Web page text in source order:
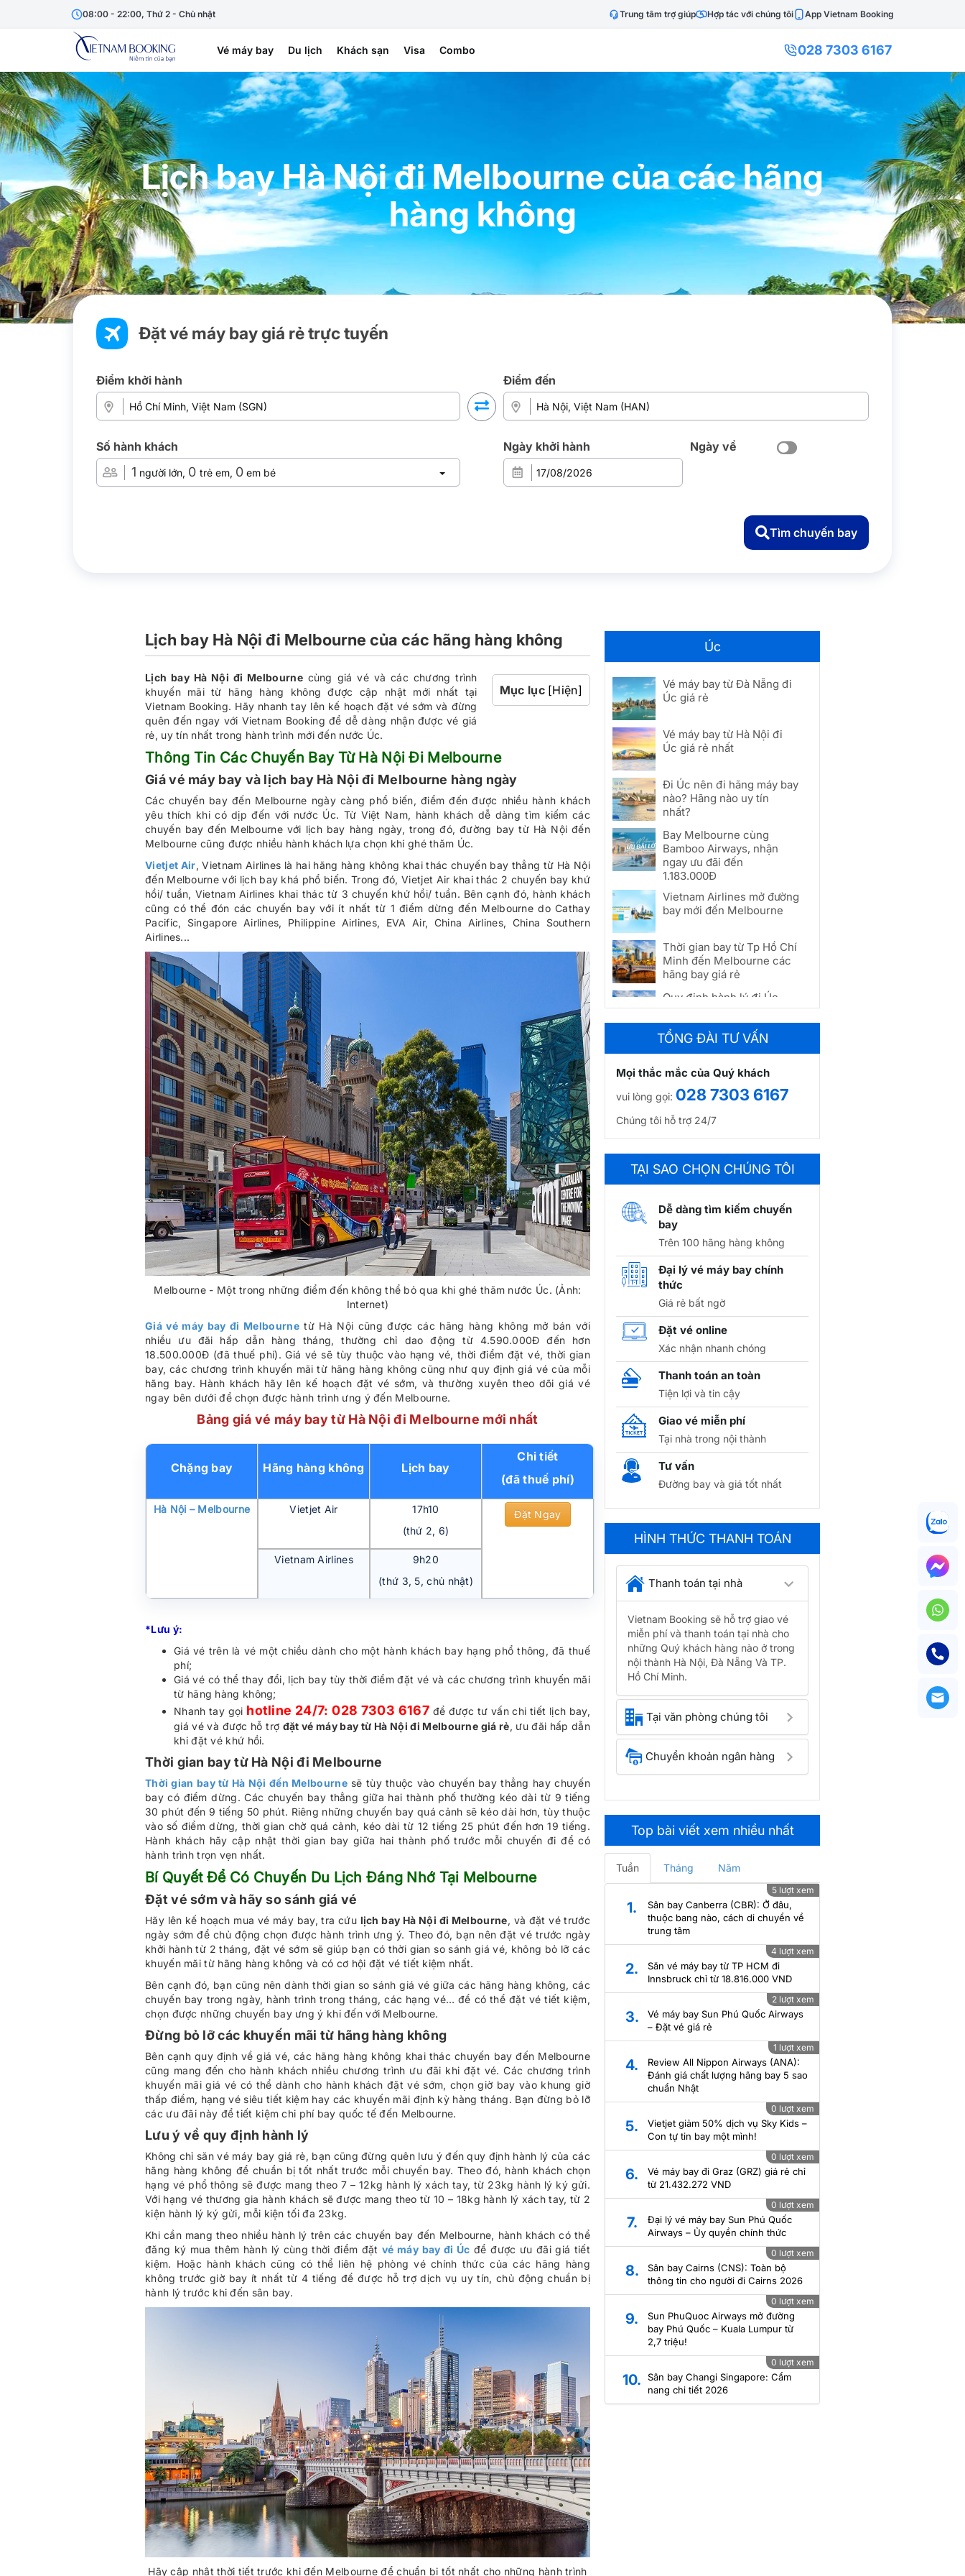
08:00 - 22:00, Thứ 2 - Chủ nhật Trung tâm trợ giúp Hợp tác với chúng tôi App Vietnam Booking
Vé máy bay Du lịch Khách sạn Visa Combo 028 7303 6167
Lịch bay Hà Nội đi Melbourne của các hãng
hàng không
Đặt vé máy bay giá rẻ trực tuyến
Điểm khởi hành Điểm đến
Số hành khách
1 người lớn, 0 trẻ em, 0 em bé
Ngày khởi hành Ngày về
Tìm chuyến bay
Lịch bay Hà Nội đi Melbourne của các hãng hàng không
Mục lục [Hiện]
Lịch bay Hà Nội đi Melbournecùng giá vé và các chương trình
khuyến mãi từ hãng hàng không được cập nhật mới nhất tại
Vietnam Booking. Hãy nhanh tay lên kế hoạch đặt vé sớm và đừng
quên đến ngay với Vietnam Booking để dễ dàng nhận được vé giá
rẻ, uy tín nhất trong hành trình mới đến nước Úc.
Thông Tin Các Chuyến Bay Từ Hà Nội Đi Melbourne
Giá vé máy bay và lịch bay Hà Nội đi Melbourne hàng ngày
Các chuyến bay đến Melbourne ngày càng phổ biến, điểm đến được nhiều hành khách
yêu thích khi có dịp đến với nước Úc. Từ Việt Nam, hành khách dễ dàng tìm kiếm các
chuyến bay đến Melbourne với lịch bay hàng ngày, trong đó, đường bay từ Hà Nội đến
Melbourne cũng được nhiều hành khách lựa chọn khi ghé thăm Úc.
Vietjet Air, Vietnam Airlines là hai hãng hàng không khai thác chuyến bay thẳng từ Hà Nội
đến Melbourne với lịch bay khá phổ biến. Trong đó, Vietjet Air khai thác 2 chuyến bay khứ
hồi/ tuần, Vietnam Airlines khai thác từ 3 chuyến khứ hồi/ tuần. Bên cạnh đó, hành khách
cũng có thể đón các chuyến bay với ít nhất từ 1 điểm dừng đến Melbourne do Cathay
Pacific, Singapore Airlines, Philippine Airlines, EVA Air, China Airlines, China Southern
Airlines...
Melbourne - Một trong những điểm đến không thể bỏ qua khi ghé thăm nước Úc. (Ảnh:
Internet)
Giá vé máy bay đi Melbournetừ Hà Nội cũng được các hãng hàng không mở bán với
nhiều ưu đãi hấp dẫn hàng tháng, thường chỉ dao động từ 4.590.000Đ đến hơn
18.500.000Đ (đã thuế phí). Giá vé sẽ tùy thuộc vào hạng vé, thời điểm đặt vé, thời gian
bay, các chương trình khuyến mãi từ hãng hàng không cũng như quy định giá vé của mỗi
hãng bay. Hành khách hãy lên kế hoạch đặt vé sớm, và thường xuyên theo dõi giá vé
ngay bên dưới để chọn được hành trình ưng ý đến Melbourne.
Bảng giá vé máy bay từ Hà Nội đi Melbourne mới nhất
Chặng bay Hãng hàng không Lịch bay
Chi tiết
(đã thuế phí)
Hà Nội – Melbourne Vietjet Air
17h10
(thứ 2, 6)
Đặt Ngay
Vietnam Airlines
9h20
(thứ 3, 5, chủ nhật)
*Lưu ý:
Giá vé trên là vé một chiều dành cho một hành khách bay hạng phổ thông, đã thuế
phí;
Giá vé có thể thay đổi, lịch bay tùy thời điểm đặt vé và các chương trình khuyến mãi
từ hãng hàng không;
Nhanh tay gọi hotline 24/7: 028 7303 6167để được tư vấn chi tiết lịch bay,
giá vé và được hỗ trợ đặt vé máy bay từ Hà Nội đi Melbourne giá rẻ, ưu đãi hấp dẫn
khi đặt vé khứ hồi.
Thời gian bay từ Hà Nội đi Melbourne
Thời gian bay từ Hà Nội đến Melbournesẽ tùy thuộc vào chuyến bay thẳng hay chuyến
bay có điểm dừng. Các chuyến bay thẳng giữa hai thành phố thường kéo dài từ 9 tiếng
30 phút đến 9 tiếng 50 phút. Riêng những chuyến bay quá cảnh sẽ kéo dài hơn, tùy thuộc
vào số điểm dừng, thời gian chờ quá cảnh, kéo dài từ 12 tiếng 25 phút đến hơn 19 tiếng.
Hành khách hãy cập nhật thời gian bay giữa hai thành phố trước mỗi chuyến đi để có
hành trình trọn vẹn nhất.
Bí Quyết Để Có Chuyến Du Lịch Đáng Nhớ Tại Melbourne
Đặt vé sớm và hãy so sánh giá vé
Hãy lên kế hoạch mua vé máy bay, tra cứu lịch bay Hà Nội đi Melbourne, và đặt vé trước
ngày sớm để chủ động chọn được hành trình ưng ý. Theo đó, bạn nên đặt vé trước ngày
khởi hành từ 2 tháng, đặt vé sớm sẽ giúp bạn có thời gian so sánh giá vé, không bỏ lỡ các
khuyến mãi từ hãng hàng không và có cơ hội đặt vé tiết kiệm nhất.
Bên cạnh đó, bạn cũng nên dành thời gian so sánh giá vé giữa các hãng hàng không, các
chuyến bay trong ngày, hành trình trong tháng, các hạng vé… để có thể đặt vé tiết kiệm,
chọn được những chuyến bay ưng ý khi đến với Melbourne.
Đừng bỏ lỡ các khuyến mãi từ hãng hàng không
Bên cạnh quy định về giá vé, các hãng hàng không khai thác chuyến bay đến Melbourne
cũng mang đến cho hành khách nhiều chương trình ưu đãi khi đặt vé. Các chương trình
khuyến mãi giá vé có thể dành cho hành khách đặt vé sớm, chọn giờ bay vào khung giờ
thấp điểm, hạng vé siêu tiết kiệm hay các khuyến mãi định kỳ hàng tháng. Bạn đừng bỏ lỡ
các ưu đãi này để tiết kiệm chi phí bay quốc tế đến Melbourne.
Lưu ý về quy định hành lý
Không chỉ săn vé máy bay giá rẻ, bạn cũng đừng quên lưu ý đến quy định hành lý của các
hãng hàng không để chuẩn bị tốt nhất trước mỗi chuyến bay. Theo đó, hành khách chọn
hạng vé phổ thông sẽ được mang theo 7 – 12kg hành lý xách tay, từ 23kg hành lý ký gửi.
Với hạng vé thương gia hành khách sẽ được mang theo từ 10 – 18kg hành lý xách tay, từ 2
kiện hành lý ký gửi, mỗi kiện tối đa 23kg.
Khi cần mang theo nhiều hành lý trên các chuyến bay đến Melbourne, hành khách có thể
đăng ký mua thêm hành lý cùng thời điểm đặtvé máy bay đi Úc để được ưu đãi giá tiết
kiệm. Hoặc hành khách cũng có thể liên hệ phòng vé chính thức của các hãng hàng
không trước giờ bay ít nhất từ 4 tiếng để được hỗ trợ dịch vụ uy tín, chủ động chuẩn bị
hành lý trước khi đến sân bay.
Hãy cập nhật thời tiết trước khi đến Melbourne để chuẩn bị tốt nhất cho những hành trình
Úc
Vé máy bay từ Đà Nẵng đi
Úc giá rẻ
Vé máy bay từ Hà Nội đi
Úc giá rẻ nhất
Đi Úc nên đi hãng máy bay
nào? Hãng nào uy tín
nhất?
Bay Melbourne cùng
Bamboo Airways, nhận
ngay ưu đãi đến
1.183.000Đ
Vietnam Airlines mở đường
bay mới đến Melbourne
Thời gian bay từ Tp Hồ Chí
Minh đến Melbourne các
hãng bay giá rẻ
Quy định hành lý đi Úc
Vietjet Air mở chuyến bay
(Úc)
Thời gian bay từ TPHCM
đến Sydney các hãng bay
giá rẻ
Sydney giá rẻ chỉ từ
7.855.000 VNĐ
từ 3.600.000 VNĐ
Vé máy bay đi Sydney chỉ
từ 6.400.000 VNĐ
Vé máy bay đi Melbourne
giá tốt chỉ từ 2.580.000
VNĐ
Vé máy bay từ Hà Nội đi
Sydney giá rẻ chỉ từ
9.516.000 VNĐ
Cập nhật lịch bay Hà Nội
đi Sydney hôm nay
Lịch bay TPHCM đi
Sydney hôm nay
nhiêu?
Lịch bay đi Úc hôm nay từ
hãng hàng không
Lịch bay Sài Gòn (TpHCM)
đi Melbourne mới nhất
Thời gian bay từ Hà Nội
đến Melbourne bao lâu?
Lịch bay Hà Nội đi
Melbourne của các hãng
Lịch bay Hồ Chí Minh đi
Brisbane của các hãng
hàng không
Cập nhật lịch bay Đà Nẵng
đi Melbourne hôm nay
Sân bay quốc tế Nam Úc:
Vị trí, nhà ga, dịch vụ 2026
Thời gian bay từ Đà Nẵng
đến Melbourne bao lâu?
Thời gian bay từ Đà Nẵng
đến Sydney bao lâu?
Sân bay Perth (PER): Vị trí,
nhà ga và cách về trung
tâm
Sân bay Canberra (CBR): Ở
đâu, thuộc bang nào, cách
di chuyển về trung tâm
Sân bay Cairns (CNS):
Toàn bộ thông tin cho
người đi Cairns 2026
TỔNG ĐÀI TƯ VẤN
Mọi thắc mắc của Quý khách
vui lòng gọi: 028 7303 6167
Chúng tôi hỗ trợ 24/7
TẠI SAO CHỌN CHÚNG TÔI
Dễ dàng tìm kiếm chuyến
bay
Trên 100 hãng hàng không
Đại lý vé máy bay chính
thức
Giá rẻ bất ngờ
Đặt vé online
Xác nhận nhanh chóng
Thanh toán an toàn
Tiện lợi và tin cậy
Giao vé miễn phí
Tại nhà trong nội thành
Tư vấn
Đường bay và giá tốt nhất
HÌNH THỨC THANH TOÁN
Thanh toán tại nhà
Vietnam Booking sẽ hỗ trợ giao vé
miễn phí và thanh toán tại nhà cho
những Quý khách hàng nào ở trong
nội thành Hà Nội, Đà Nẵng Và TP.
Hồ Chí Minh.
Tại văn phòng chúng tôi
Chuyển khoản ngân hàng
Top bài viết xem nhiều nhất
Tuần Tháng Năm
1.
Sân bay Canberra (CBR): Ở đâu,
thuộc bang nào, cách di chuyển về
trung tâm
5 lượt xem
2.
Săn vé máy bay từ TP HCM đi
Innsbruck chỉ từ 18.816.000 VND
4 lượt xem
3.
Vé máy bay Sun Phú Quốc Airways
– Đặt vé giá rẻ
2 lượt xem
4.
Review All Nippon Airways (ANA):
Đánh giá chất lượng hãng bay 5 sao
chuẩn Nhật
1 lượt xem
5.
Vietjet giảm 50% dịch vụ Sky Kids –
Con tự tin bay một mình!
0 lượt xem
6.
Vé máy bay đi Graz (GRZ) giá rẻ chỉ
từ 21.432.272 VND
0 lượt xem
7.
Đại lý vé máy bay Sun Phú Quốc
Airways – Ủy quyền chính thức
0 lượt xem
8.
Sân bay Cairns (CNS): Toàn bộ
thông tin cho người đi Cairns 2026
0 lượt xem
9.
Sun PhuQuoc Airways mở đường
bay Phú Quốc – Kuala Lumpur từ
2,7 triệu!
0 lượt xem
10.
Sân bay Changi Singapore: Cẩm
nang chi tiết 2026
0 lượt xem